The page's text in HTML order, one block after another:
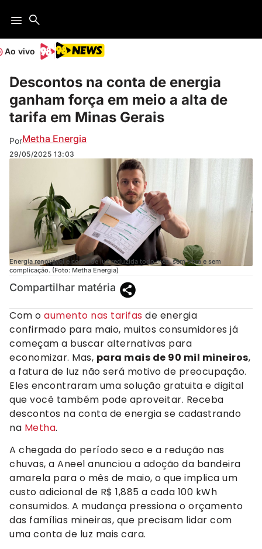
Ao vivo
Descontos na conta de energia
ganham força em meio a alta de
tarifa em Minas Gerais
PorMetha Energia
29/05/2025 13:03
Energia renovável e conta de luz reduzida todo mês, sem obra e sem
complicação. (Foto: Metha Energia)
Compartilhar matéria
Com o aumento nas tarifas de energia
confirmado para maio, muitos consumidores já
começam a buscar alternativas para
economizar. Mas, para mais de 90 mil mineiros,
a fatura de luz não será motivo de preocupação.
Eles encontraram uma solução gratuita e digital
que você também pode aproveitar. Receba
descontos na conta de energia se cadastrando
na Metha.
A chegada do período seco e a redução nas
chuvas, a Aneel anunciou a adoção da bandeira
amarela para o mês de maio, o que implica um
custo adicional de R$ 1,885 a cada 100 kWh
consumidos. A mudança pressiona o orçamento
das famílias mineiras, que precisam lidar com
uma conta de luz mais cara.